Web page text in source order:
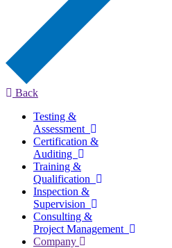
Back
Testing &
Assessment
Certification &
Auditing
Training &
Qualification
Inspection &
Supervision
Consulting &
Project Management
Company